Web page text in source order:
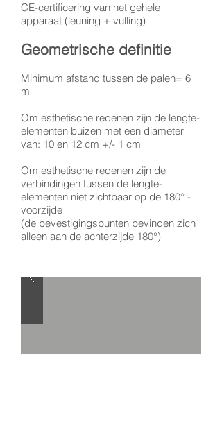
CE-certificering van het gehele
apparaat (leuning + vulling)
Geometrische definitie
Minimum afstand tussen de palen= 6
m
Om esthetische redenen zijn de lengte-
elementen buizen met een diameter
van: 10 en 12 cm +/- 1 cm
Om esthetische redenen zijn de
verbindingen tussen de lengte-
elementen niet zichtbaar op de 180° -
voorzijde
(de bevestigingspunten bevinden zich
alleen aan de achterzijde 180°)